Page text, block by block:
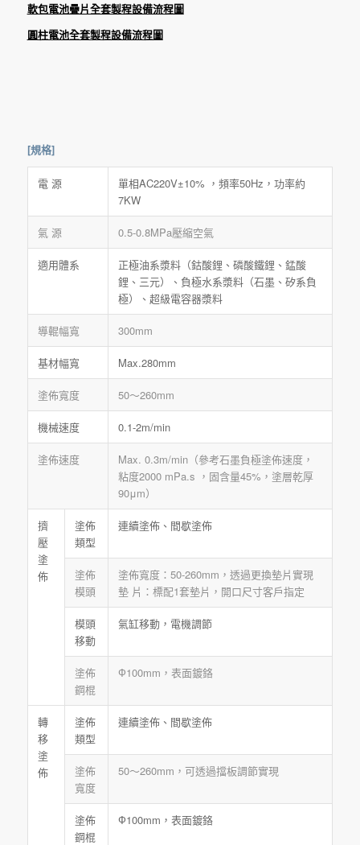
軟包電池疊片全套製程設備流程圖
圓柱電池全套製程設備流程圖
[規格]
電 源
單相AC220V±10% ，頻率50Hz，功率約
7KW
氣 源 0.5-0.8MPa壓縮空氣
適用體系
正極油系漿料（鈷酸鋰、磷酸鐵鋰、錳酸
鋰、三元）、負極水系漿料（石墨、矽系負
極）、超級電容器漿料
導輥幅寬 300mm
基材幅寬 Max.280mm
塗佈寬度 50～260mm
機械速度 0.1-2m/min
塗佈速度
Max. 0.3m/min（參考石墨負極塗佈速度，
粘度2000 mPa.s ，固含量45%，塗層乾厚
90μm）
擠
壓
塗
佈
塗佈
類型
連續塗佈、間歇塗佈
塗佈
模頭
塗佈寬度：50-260mm，透過更換墊片實現
墊 片：標配1套墊片，開口尺寸客戶指定
模頭
移動
氣缸移動，電機調節
塗佈
鋼棍
Ф100mm，表面鍍鉻
轉
移
塗
佈
塗佈
類型
連續塗佈、間歇塗佈
塗佈
寬度
50～260mm，可透過擋板調節實現
塗佈
鋼棍
Ф100mm，表面鍍鉻